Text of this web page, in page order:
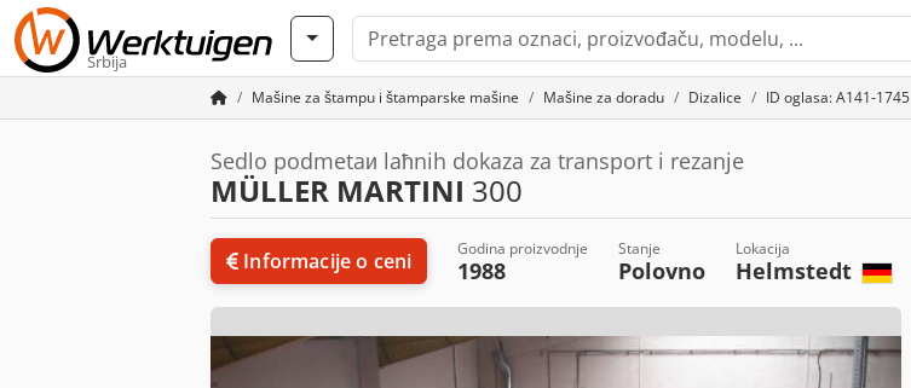
Srbija
Mašine za štampu i štamparske mašine Mašine za doradu Dizalice ID oglasa: A141-1745
Sedlo podmetaи laћnih dokaza za transport i rezanje
MÜLLER MARTINI 300
Informacije o ceni Godina proizvodnje
1988
Stanje
Polovno
Lokacija
Helmstedt